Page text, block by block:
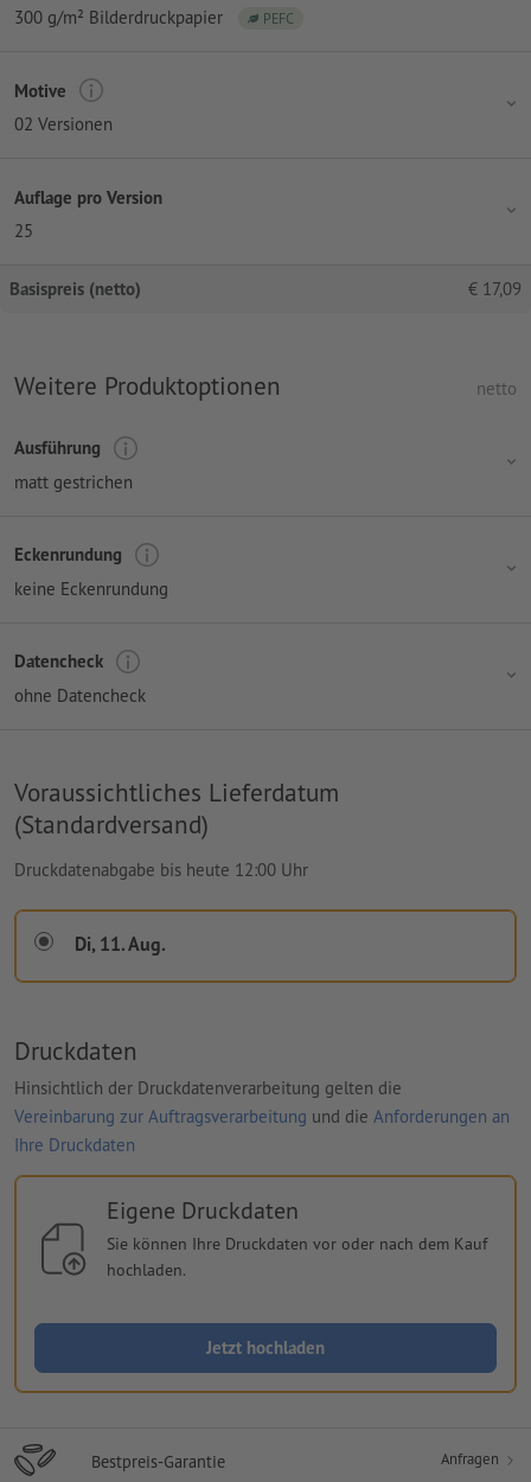
300 g/m² Bilderdruckpapier
PEFC
Motive
02 Versionen
Auflage pro Version
25
Basispreis (netto) € 17,09
Weitere Produktoptionen netto
Ausführung
matt gestrichen
Eckenrundung
keine Eckenrundung
Datencheck
ohne Datencheck
Voraussichtliches Lieferdatum
(Standardversand)
Druckdatenabgabe bis heute 12:00 Uhr
Di, 11. Aug.
Druckdaten
Hinsichtlich der Druckdatenverarbeitung gelten die
Vereinbarung zur Auftragsverarbeitung und die Anforderungen an
Ihre Druckdaten
Eigene Druckdaten
Sie können Ihre Druckdaten vor oder nach dem Kauf
hochladen.
Jetzt hochladen
Bestpreis-Garantie Anfragen